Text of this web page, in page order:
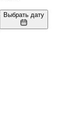
Выбрать дату